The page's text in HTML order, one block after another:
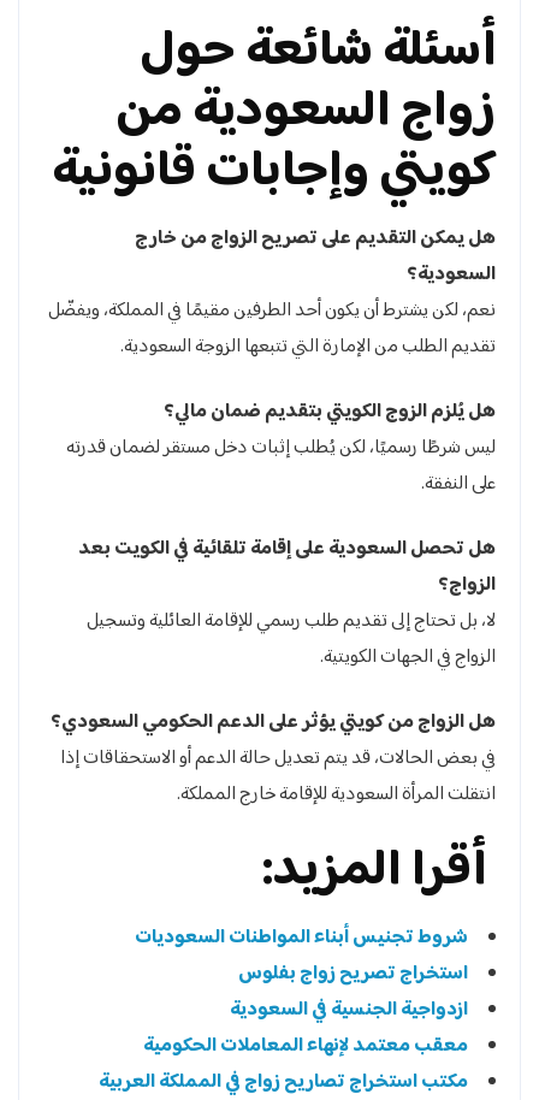
أسئلة شائعة حول
زواج السعودية من
كويتي وإجابات قانونية
هل يمكن التقديم على تصريح الزواج من خارج
السعودية؟
نعم، لكن يشترط أن يكون أحد الطرفين مقيمًا في المملكة، ويفضّل
تقديم الطلب من الإمارة التي تتبعها الزوجة السعودية.
هل يُلزم الزوج الكويتي بتقديم ضمان مالي؟
ليس شرطًا رسميًا، لكن يُطلب إثبات دخل مستقر لضمان قدرته
على النفقة.
هل تحصل السعودية على إقامة تلقائية في الكويت بعد
الزواج؟
لا، بل تحتاج إلى تقديم طلب رسمي للإقامة العائلية وتسجيل
الزواج في الجهات الكويتية.
هل الزواج من كويتي يؤثر على الدعم الحكومي السعودي؟
في بعض الحالات، قد يتم تعديل حالة الدعم أو الاستحقاقات إذا
انتقلت المرأة السعودية للإقامة خارج المملكة.
أقرا المزيد:
شروط تجنيس أبناء المواطنات السعوديات
استخراج تصريح زواج بفلوس
ازدواجية الجنسية في السعودية
معقب معتمد لإنهاء المعاملات الحكومية
مكتب استخراج تصاريح زواج في المملكة العربية